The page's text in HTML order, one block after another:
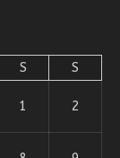
S S
1 2